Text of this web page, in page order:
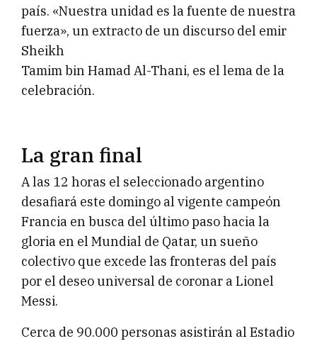
país. «Nuestra unidad es la fuente de nuestra
fuerza», un extracto de un discurso del emir
Sheikh
Tamim bin Hamad Al-Thani, es el lema de la
celebración.
La gran final
A las 12 horas el seleccionado argentino
desafiará este domingo al vigente campeón
Francia en busca del último paso hacia la
gloria en el Mundial de Qatar, un sueño
colectivo que excede las fronteras del país
por el deseo universal de coronar a Lionel
Messi.
Cerca de 90.000 personas asistirán al Estadio